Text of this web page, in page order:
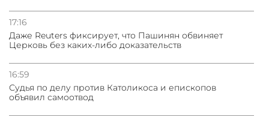
17:16
Даже Reuters фиксирует, что Пашинян обвиняет
Церковь без каких-либо доказательств
16:59
Судья по делу против Католикоса и епископов
объявил самоотвод
31.07.2026
погрануправления СНБ Армении в Тбилиси